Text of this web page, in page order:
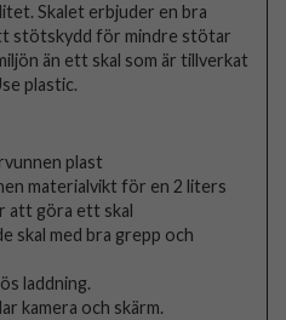
Skalet erbjuder en bra
stötskydd för mindre stötar
än ett skal som är tillverkat
plastic.
plast
materialvikt för en 2 liters
att göra ett skal
skal med bra grepp och
laddning.
kamera och skärm.